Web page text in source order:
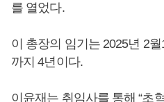
를 열었다.
이 총장의 임기는 2025년 2
까지 4년이다.
이윤재 는 취임사를 통해 “초